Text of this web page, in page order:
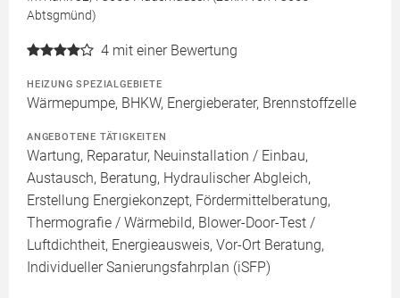
Abtsgmünd)
4 mit einer Bewertung
HEIZUNG SPEZIALGEBIETE
Wärmepumpe, BHKW, Energieberater, Brennstoffzelle
ANGEBOTENE TÄTIGKEITEN
Wartung, Reparatur, Neuinstallation / Einbau,
Austausch, Beratung, Hydraulischer Abgleich,
Erstellung Energiekonzept, Fördermittelberatung,
Thermografie / Wärmebild, Blower-Door-Test /
Luftdichtheit, Energieausweis, Vor-Ort Beratung,
Individueller Sanierungsfahrplan (iSFP)